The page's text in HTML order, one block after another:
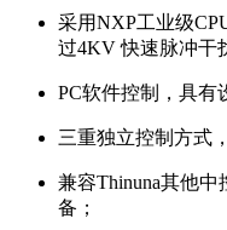
采用NXP工业级
过4KV 快速脉冲干
PC软件控制，具有
三重独立控制方式
兼容Thinuna其他
备；